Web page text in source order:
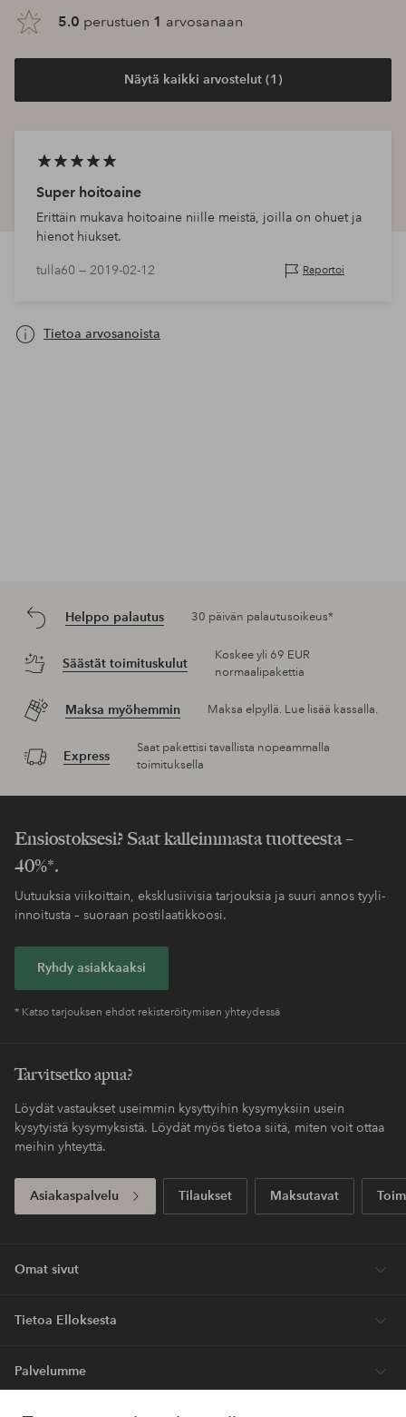
5.0 perustuen 1 arvosanaan
Näytä kaikki arvostelut (1)
Super hoitoaine
Erittäin mukava hoitoaine niille meistä, joilla on ohuet ja
hienot hiukset.
tulla60 — 2019-02-12 Raportoi
Tietoa arvosanoista
Helppo palautus 30 päivän palautusoikeus*
Säästät toimituskulut
Koskee yli 69 EUR
normaalipakettia
Maksa myöhemmin Maksa elpyllä. Lue lisää kassalla.
Express
Saat pakettisi tavallista nopeammalla
toimituksella
Ensiostoksesi? Saat kalleimmasta tuotteesta –
40%*.
Uutuuksia viikoittain, eksklusiivisia tarjouksia ja suuri annos tyyli-
innoitusta – suoraan postilaatikkoosi.
Ryhdy asiakkaaksi
* Katso tarjouksen ehdot rekisteröitymisen yhteydessä
Tarvitsetko apua?
Löydät vastaukset useimmin kysyttyihin kysymyksiin usein
kysytyistä kysymyksistä. Löydät myös tietoa siitä, miten voit ottaa
meihin yhteyttä.
Asiakaspalvelu Tilaukset Maksutavat
Omat sivut
Tietoa Elloksesta
Palvelumme